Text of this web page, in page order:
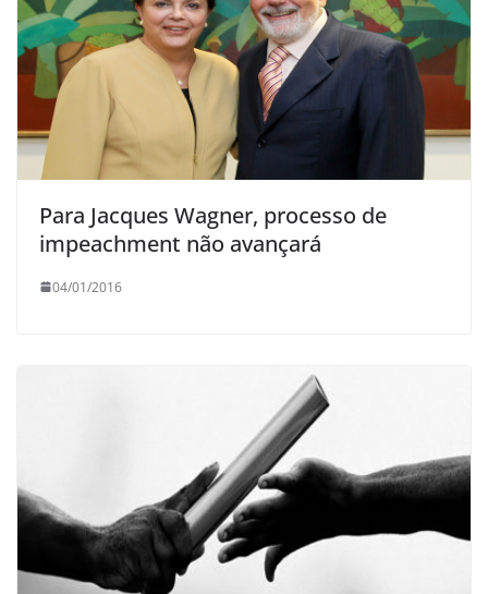
Para Jacques Wagner, processo de
impeachment não avançará
04/01/2016